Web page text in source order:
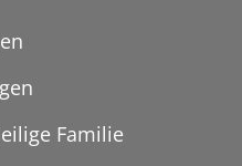
Familie